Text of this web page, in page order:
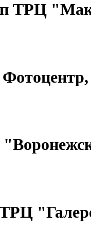
ТРЦ